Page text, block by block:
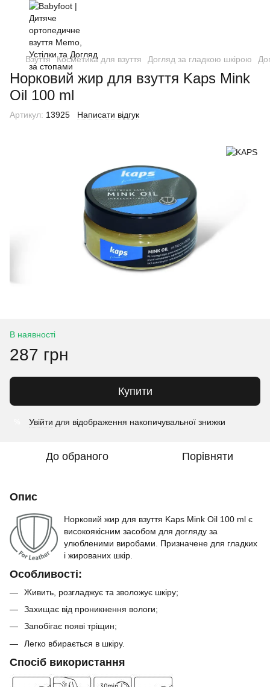
Взуття Косметика для взуття Догляд за гладкою шкірою
Норковий жир для взуття Kaps Mink
Oil 100 ml
Артикул: 13925 Написати відгук
В наявності
287 грн
Купити
Увійти для відображення накопичувальної знижки
До обраного Порівняти
Опис
Норковий жир для взуття Kaps Mink Oil 100 ml є
високоякісним засобом для догляду за
улюбленими виробами. Призначене для гладких
і жированих шкір.
Особливості:
Живить, розгладжує та зволожує шкіру;
Захищає від проникнення вологи;
Запобігає появі тріщин;
Легко вбирається в шкіру.
Спосіб використання